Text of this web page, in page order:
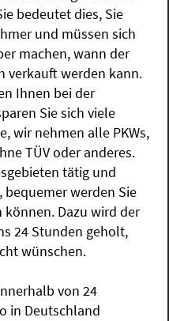
bedeutet dies, Sie
und müssen sich
machen, wann der
verkauft werden kann.
Ihnen bei der
Sie sich viele
wir nehmen alle PKWs,
TÜV oder anderes.
tätig und
bequemer werden Sie
können. Dazu wird der
24 Stunden geholt,
wünschen.
von 24
in Deutschland